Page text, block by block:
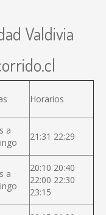
Valdivia
Horarios
a
21:31 22:29
a
20:10 20:40
22:00 22:30
23:15